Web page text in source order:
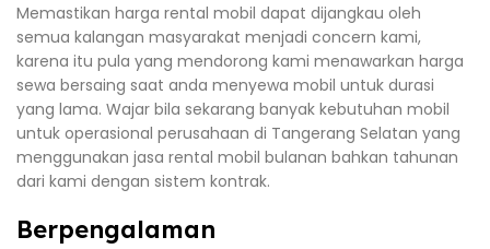
Memastikan harga rental mobil dapat dijangkau oleh
semua kalangan masyarakat menjadi concern kami,
karena itu pula yang mendorong kami menawarkan harga
sewa bersaing saat anda menyewa mobil untuk durasi
yang lama. Wajar bila sekarang banyak kebutuhan mobil
untuk operasional perusahaan di Tangerang Selatan yang
menggunakan jasa rental mobil bulanan bahkan tahunan
dari kami dengan sistem kontrak.
Berpengalaman